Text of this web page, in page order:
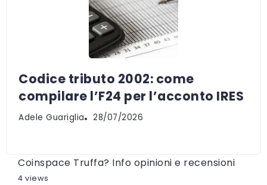
Codice tributo 2002: come
compilare l’F24 per l’acconto IRES
Adele Guariglia 28/07/2026
Coinspace Truffa? Info opinioni e recensioni
4 views